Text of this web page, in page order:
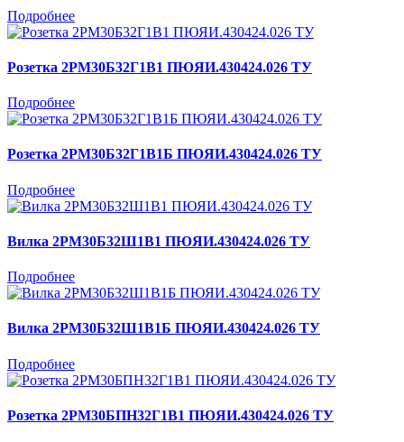
Подробнее
Розетка 2РМ30Б32Г1В1 ПЮЯИ.430424.026 ТУ
Подробнее
Розетка 2РМ30Б32Г1В1Б ПЮЯИ.430424.026 ТУ
Подробнее
Вилка 2РМ30Б32Ш1В1 ПЮЯИ.430424.026 ТУ
Подробнее
Вилка 2РМ30Б32Ш1В1Б ПЮЯИ.430424.026 ТУ
Подробнее
Розетка 2РМ30БПН32Г1В1 ПЮЯИ.430424.026 ТУ